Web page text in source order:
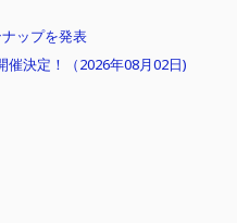
ップを発表
決定！（2026年08月02日)